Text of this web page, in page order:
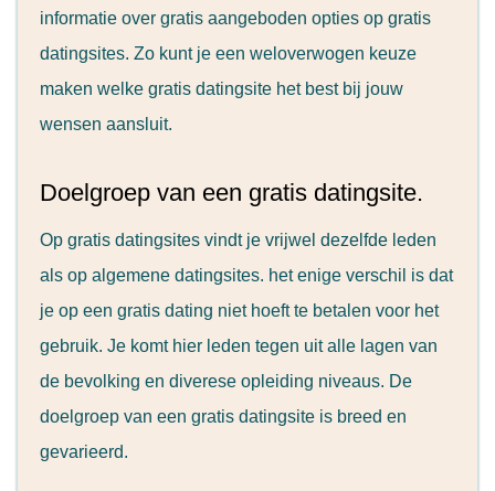
informatie over gratis aangeboden opties op gratis
datingsites. Zo kunt je een weloverwogen keuze
maken welke gratis datingsite het best bij jouw
wensen aansluit.
Doelgroep van een gratis datingsite.
Op gratis datingsites vindt je vrijwel dezelfde leden
als op algemene datingsites. het enige verschil is dat
je op een gratis dating niet hoeft te betalen voor het
gebruik. Je komt hier leden tegen uit alle lagen van
de bevolking en diverese opleiding niveaus. De
doelgroep van een gratis datingsite is breed en
gevarieerd.